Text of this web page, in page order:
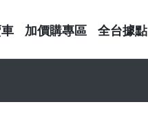
加價購專區 全台據點